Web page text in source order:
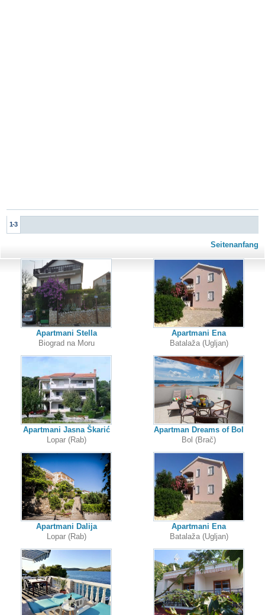
1-3
Seitenanfang
Apartmani Stella
Biograd na Moru
Apartmani Jasna Škarić
Lopar (Rab)
Apartmani Dalija
Lopar (Rab)
Apartmani Ena
Batalaža (Ugljan)
Apartman Dreams of Bol
Bol (Brač)
Apartmani Ena
Batalaža (Ugljan)